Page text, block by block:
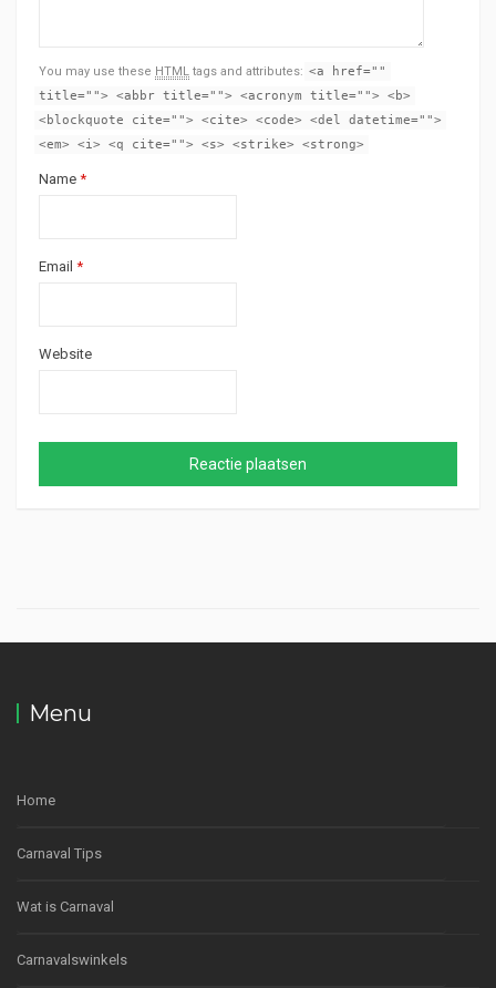
You may use these HTML tags and attributes: <a href=""
title=""> <abbr title=""> <acronym title=""> <b>
<blockquote cite=""> <cite> <code> <del datetime="">
<em> <i> <q cite=""> <s> <strike> <strong>
Name *
Email *
Website
Menu
Home
Carnaval Tips
Wat is Carnaval
Carnavalswinkels